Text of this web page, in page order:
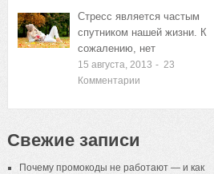
Стресс является частым
спутником нашей жизни. К
сожалению, нет
15 августа, 2013 - 23
Комментарии
Свежие записи
Почему промокоды не работают — и как